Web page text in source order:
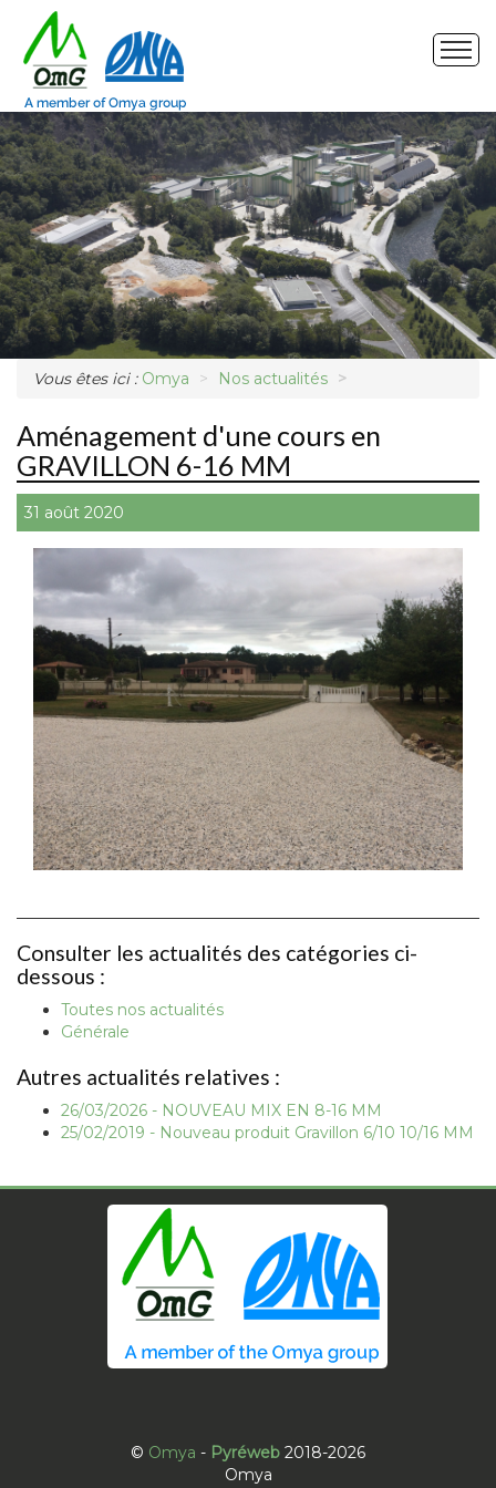
Site de production
Nos produits
Marchés
Photos
Demande d'échantillon
Vous êtes ici : Omya Nos actualités
Aménagement d'une cours en
GRAVILLON 6-16 MM
31 août 2020
Consulter les actualités des catégories ci-
dessous :
Toutes nos actualités
Générale
Autres actualités relatives :
26/03/2026 - NOUVEAU MIX EN 8-16 MM
25/02/2019 - Nouveau produit Gravillon 6/10 10/16 MM
© Omya - Pyréweb2018-2026
Omya